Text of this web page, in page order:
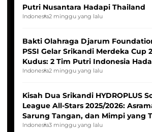
Putri Nusantara Hadapi Thailand
Indonesia2 minggu yang lalu
Bakti Olahraga Djarum
PSSI Gelar Srikandi Merdeka Cup
Kudus: 2 Tim Putri Indonesia
Tim Asia
Indonesia2 minggu yang lalu
Kisah Dua Srikandi HYDROPLUS
League All-Stars 2025/2026:
Sarung Tangan, dan Mimpi yang
Pernah Padam
Indonesia3 minggu yang lalu